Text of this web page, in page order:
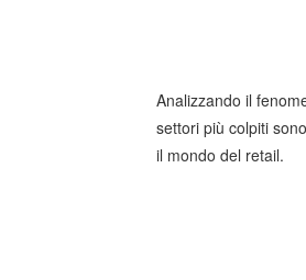
Analizzando il
settori più colpiti
il mondo del retail.